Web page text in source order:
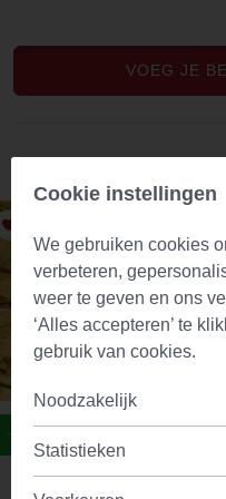
VOEG JE
Aanbevolen
Slippery Elm / Rode
Cookie instellingen
We gebruiken cookies
verbeteren,
weer te geven en ons
‘Alles accepteren’ te
gebruik van cookies.
Noodzakelijk
Statistieken